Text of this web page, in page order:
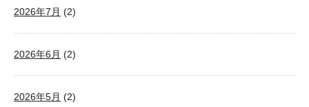
2026年7月 (2)
2026年6月 (2)
2026年5月 (2)